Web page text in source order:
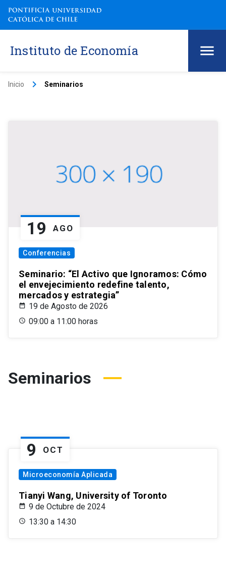
Instituto de Economía
Inicio keyboard_arrow_right Seminarios
19 AGO
Conferencias
Seminario: “El Activo que Ignoramos: Cómo
el envejecimiento redefine talento,
mercados y estrategia”
19 de Agosto de 2026
09:00 a 11:00 horas
Seminarios
9 OCT
Microeconomía Aplicada
Tianyi Wang, University of Toronto
9 de Octubre de 2024
13:30 a 14:30